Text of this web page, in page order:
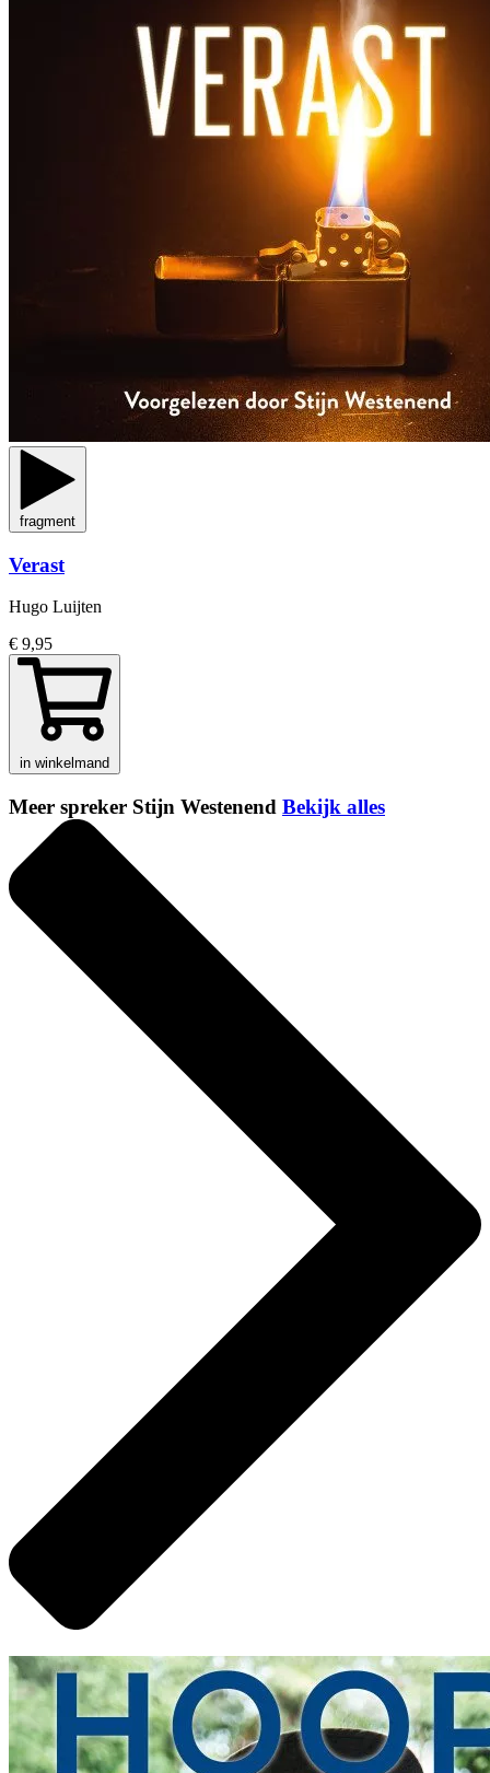
fragment
Verast
Hugo Luijten
€ 9,95
in winkelmand
Meer spreker Stijn Westenend Bekijk alles